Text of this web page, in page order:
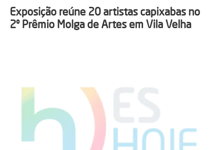
Exposição reúne 20 artistas capixabas no
2º Prêmio Molga de Artes em Vila Velha